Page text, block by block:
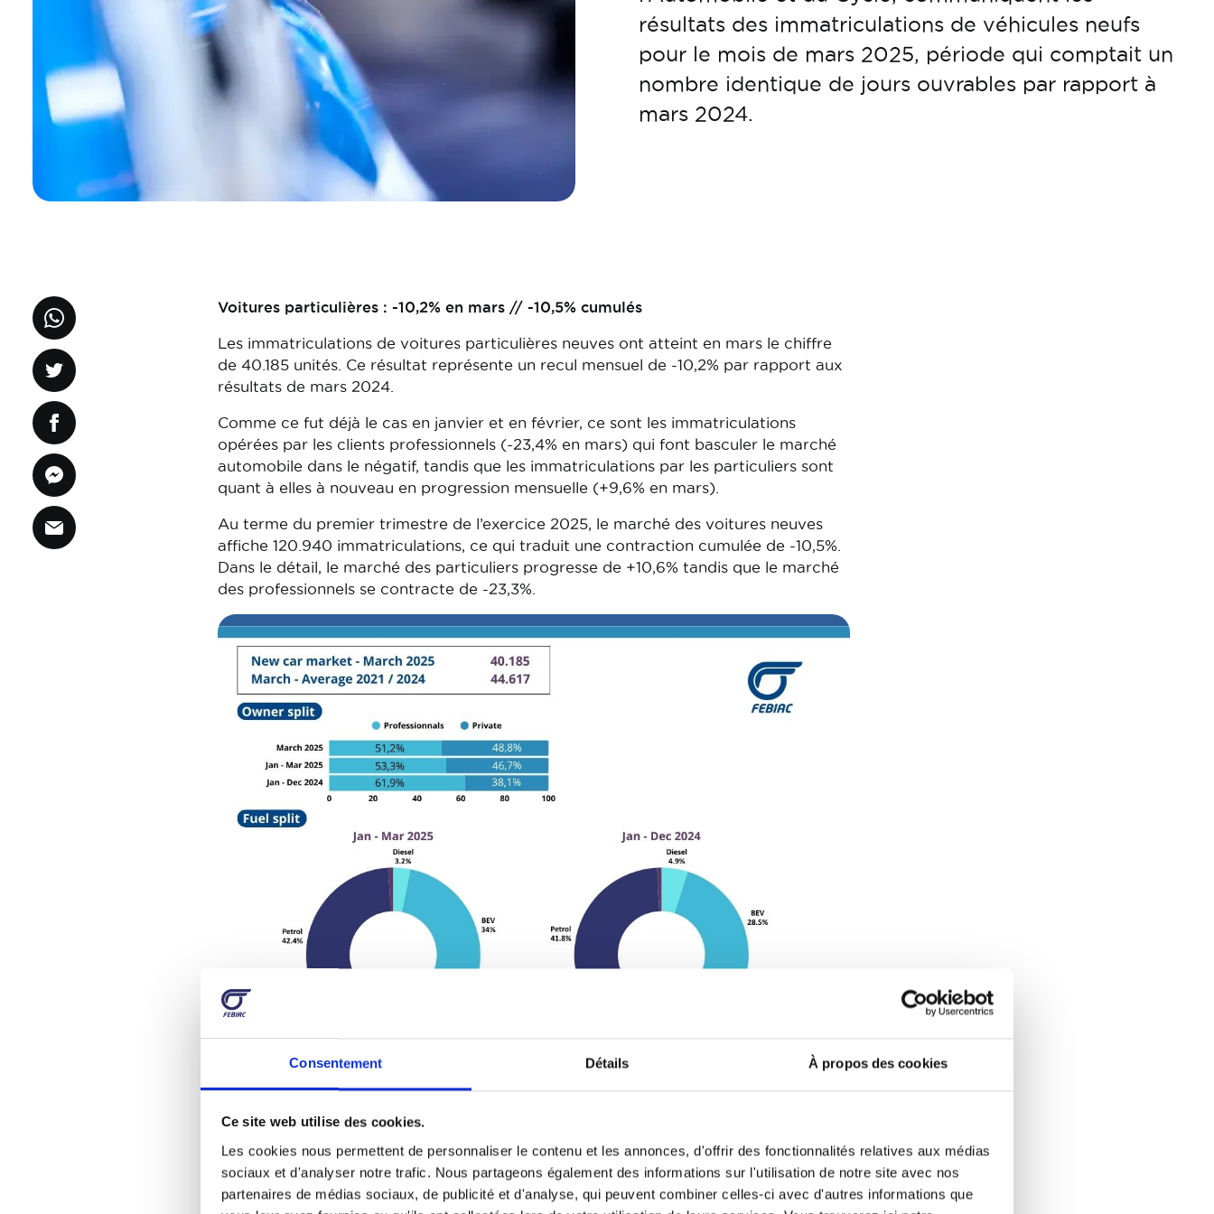
Consentement Détails À propos des cookies
Ce site web utilise des cookies.
Les cookies nous permettent de personnaliser le contenu et les annonces, d'offrir des fonctionnalités relatives aux médias
sociaux et d'analyser notre trafic. Nous partageons également des informations sur l'utilisation de notre site avec nos
partenaires de médias sociaux, de publicité et d'analyse, qui peuvent combiner celles-ci avec d'autres informations que
résultats des immatriculations de véhicules neufs
pour le mois de mars 2025, période qui comptait un
nombre identique de jours ouvrables par rapport à
mars 2024.
Voitures particulières : -10,2% en mars // -10,5% cumulés
Les immatriculations de voitures particulières neuves ont atteint en mars le chiffre
de 40.185 unités. Ce résultat représente un recul mensuel de -10,2% par rapport aux
résultats de mars 2024.
Comme ce fut déjà le cas en janvier et en février, ce sont les immatriculations
opérées par les clients professionnels (-23,4% en mars) qui font basculer le marché
automobile dans le négatif, tandis que les immatriculations par les particuliers sont
quant à elles à nouveau en progression mensuelle (+9,6% en mars).
Au terme du premier trimestre de l’exercice 2025, le marché des voitures neuves
affiche 120.940 immatriculations, ce qui traduit une contraction cumulée de -10,5%.
Dans le détail, le marché des particuliers progresse de +10,6% tandis que le marché
des professionnels se contracte de -23,3%.
Image
Le marché des véhicules utilitaires légers enchaîne un 4e mois consécutif en
progression. Les 6.650 véhicules neufs immatriculés en mars 2025 illustrent une